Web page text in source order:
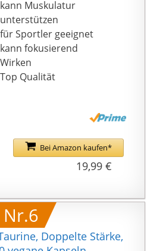
Verunreinigungen oder
Belastungen wie z.B.
Schwermetalle,
Schimmelpilze, E. Coli,
Salmonellen & weitere
relevante Prüfkriterien.
gelatinefrei, frei von
Aromen, frei von
Farbstoffen, frei von
laktosefrei, glutenfrei,
frei von
Konservierungsstoffen,
frei von
kann Muskulatur
unterstützen
für Sportler geeignet
kann fokusierend
Wirken
Top Qualität
Bei Amazon kaufen*
19,99 €
Doppelte Stärke,